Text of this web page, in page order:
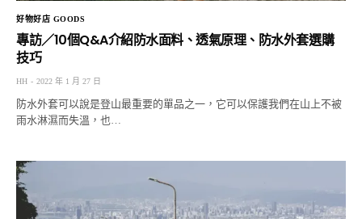
好物好店 GOODS
專訪／10個Q&A介紹防水面料、透氣原理、防水外套選購
技巧
HH 2022 年 1 月 27 日
防水外套可以說是登山最重要的單品之一，它可以保護我們在山上不被
雨水淋濕而失溫，也…